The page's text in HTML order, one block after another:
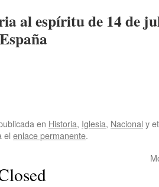
al espíritu de 14 de
en Historia, Iglesia, Nacional y
el enlace permanente.